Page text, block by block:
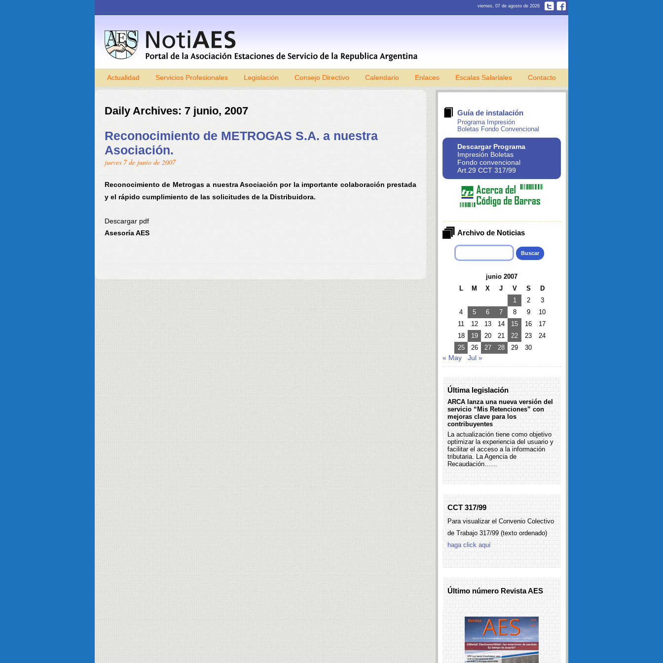
viernes, 07 de agosto de 2026
Skip to content
Actualidad Servicios Profesionales Legislación Consejo Directivo Calendario Enlaces Escalas Salariales Contacto
Daily Archives: 7 junio, 2007
Reconocimiento de METROGAS S.A. a nuestra
Asociación.
jueves 7 de junio de 2007
Reconocimiento de Metrogas a nuestra Asociación por la importante colaboración prestada
y el rápido cumplimiento de las solicitudes de la Distribuidora.
Descargar pdf
Asesoría AES
Guía de instalación
Programa Impresión
Boletas Fondo Convencional
Descargar Programa
Impresión Boletas
Fondo convencional
Art.29 CCT 317/99
Archivo de Noticias
Buscar:
junio 2007
L
M X J V S
D
1
2
3
4
5 6 7 8 9
10
11
12 13 14 15 16
17
18
19 20 21 22 23
24
25
26 27 28 29 30
« May Jul »
Última legislación
ARCA lanza una nueva versión del
servicio “Mis Retenciones” con
mejoras clave para los
contribuyentes
La actualización tiene como objetivo
optimizar la experiencia del usuario y
facilitar el acceso a la información
tributaria. La Agencia de
Recaudación……
CCT 317/99
Para visualizar el Convenio Colectivo
de Trabajo 317/99 (texto ordenado)
haga click aquí
Último número Revista AES